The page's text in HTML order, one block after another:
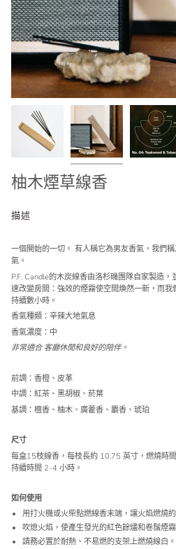
柚木煙草線香
描述
一個開始的一切。 有人稱它為男友香氣，我們
氣。
P.F. Candle的木炭線香由洛杉磯團隊自家製造
速改變房間：強效的煙霧使空間煥然一新，而
持續數小時。
香氣種類：辛辣大地氣息
香氣濃度：中
非常適合 客廳休閒和良好的陪伴。
前調：香橙、皮革
中調：紅茶、黑胡椒、菸葉
基調：檀香、柚木、廣藿香、麝香、琥珀
尺寸
每盒15枝線香，每枝長約 10.75 英寸，燃燒時
持續時間 2-4 小時。
如何使用
用打火機或火柴點燃線香末端，讓火焰燃燒
吹熄火焰，使產生發光的紅色餘燼和卷鬚煙
請務必置於耐熱、不易燃的支架上燃燒線白。